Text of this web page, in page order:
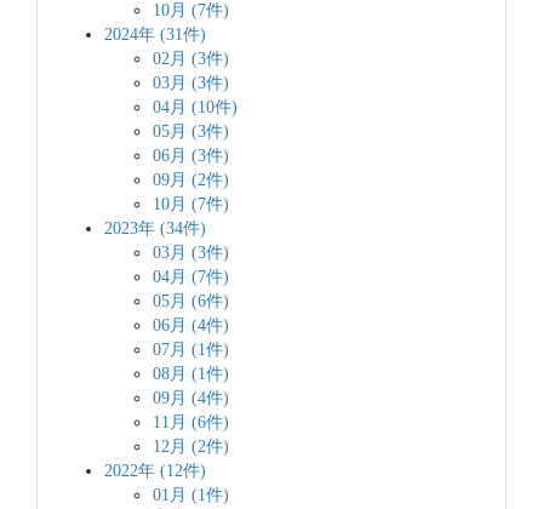
10月 (7件)
2024年 (31件)
02月 (3件)
03月 (3件)
04月 (10件)
05月 (3件)
06月 (3件)
09月 (2件)
10月 (7件)
2023年 (34件)
03月 (3件)
04月 (7件)
05月 (6件)
06月 (4件)
07月 (1件)
08月 (1件)
09月 (4件)
11月 (6件)
12月 (2件)
2022年 (12件)
01月 (1件)